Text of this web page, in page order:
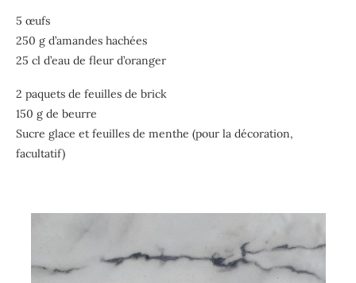
5 œufs
250 g d’amandes hachées
25 cl d’eau de fleur d’oranger
2 paquets de feuilles de brick
150 g de beurre
Sucre glace et feuilles de menthe (pour la décoration,
facultatif)